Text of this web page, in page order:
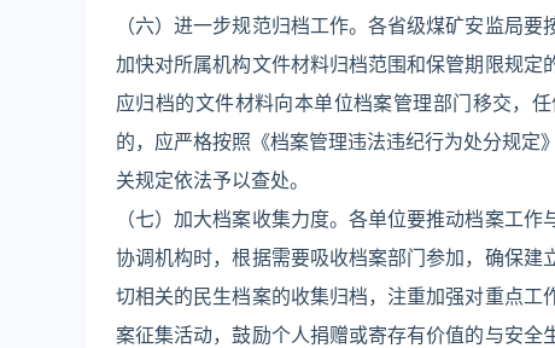
（六）进一步规范归档工作。各省级煤矿安监局
加快对所属机构文件材料归档范围和保管期限规定
应归档的文件材料向本单位档案管理部门移交，
的，应严格按照《档案管理违法违纪行为处分规
关规定依法予以查处。
（七）加大档案收集力度。各单位要推动档案工
协调机构时，根据需要吸收档案部门参加，确保
切相关的民生档案的收集归档，注重加强对重点
案征集活动，鼓励个人捐赠或寄存有价值的与安